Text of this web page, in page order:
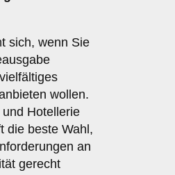
sich, wenn Sie
wollen.
Hotellerie
die beste Wahl,
an
gerecht